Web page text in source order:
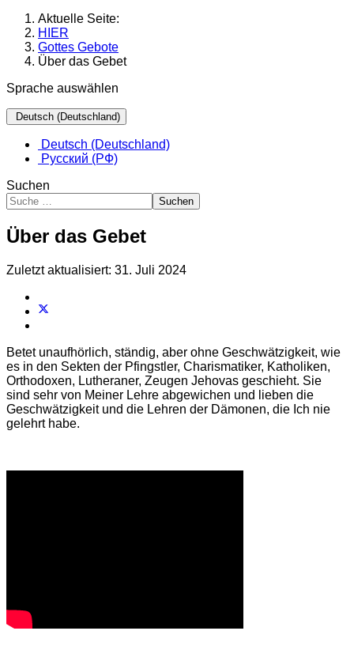
Aktuelle Seite:
HIER
Gottes Gebote
Über das Gebet
Sprache auswählen
Deutsch (Deutschland)
Deutsch (Deutschland)
Русский (РФ)
Suchen
Suchen
Über das Gebet
Zuletzt aktualisiert: 31. Juli 2024
Betet unaufhörlich, ständig, aber ohne Geschwätzigkeit, wie
es in den Sekten der Pfingstler, Charismatiker, Katholiken,
Orthodoxen, Lutheraner, Zeugen Jehovas geschieht. Sie
sind sehr von Meiner Lehre abgewichen und lieben die
Geschwätzigkeit und die Lehren der Dämonen, die Ich nie
gelehrt habe.